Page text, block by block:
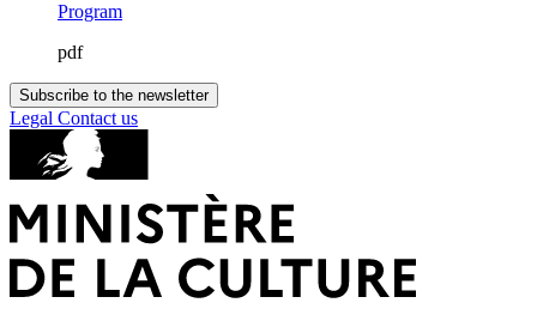
Program
pdf
Subscribe to the newsletter
Legal Contact us